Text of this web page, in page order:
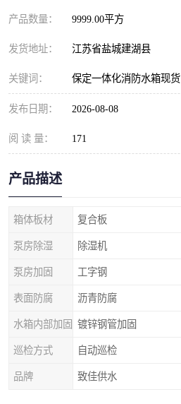
产品数量： 9999.00平方
发货地址： 江苏省盐城建湖县
关键词： 保定一体化消防水箱现货
发布日期： 2026-08-08
阅 读 量： 171
产品描述
箱体板材 复合板
泵房除湿 除湿机
泵房加固 工字钢
表面防腐 沥青防腐
水箱内部加固 镀锌钢管加固
巡检方式 自动巡检
品牌 致佳供水